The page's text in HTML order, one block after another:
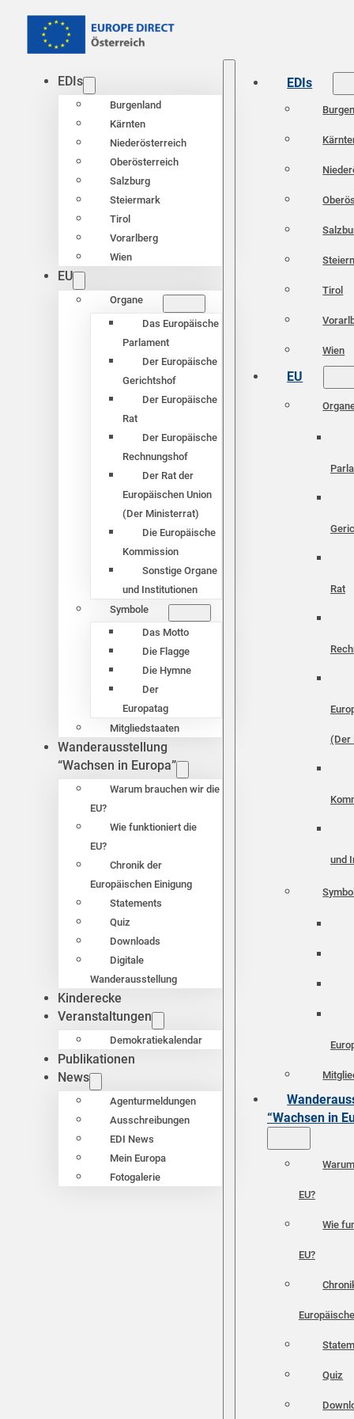
EDIs
Burgenland
Kärnten
Niederösterreich
Oberösterreich
Salzburg
Steiermark
Tirol
Vorarlberg
Wien
EU
Organe
Das Europäische
Parlament
Der Europäische
Gerichtshof
Der Europäische
Rat
Der Europäische
Rechnungshof
Der Rat der
Europäischen Union
(Der Ministerrat)
Die Europäische
Kommission
Sonstige Organe
und Institutionen
Symbole
Das Motto
Die Flagge
Die Hymne
Der
Europatag
Mitgliedstaaten
Wanderausstellung
“Wachsen in Europa”
Warum brauchen wir die
EU?
Wie funktioniert die
EU?
Chronik der
Europäischen Einigung
Statements
Quiz
Downloads
Digitale
Wanderausstellung
Kinderecke
Veranstaltungen
Demokratiekalendar
Publikationen
News
Agenturmeldungen
Ausschreibungen
EDI News
Mein Europa
Fotogalerie
EDIs
Tirol
Wien
EU
Rat
(Der
und
“Wachsen in
EU?
Wie
EU?
Quiz